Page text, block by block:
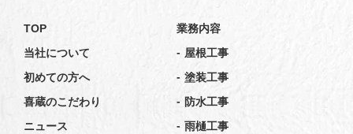
TOP
当社について
初めての方へ
喜蔵のこだわり
ニュース
業務内容
- 屋根工事
- 塗装工事
- 防水工事
- 雨樋工事